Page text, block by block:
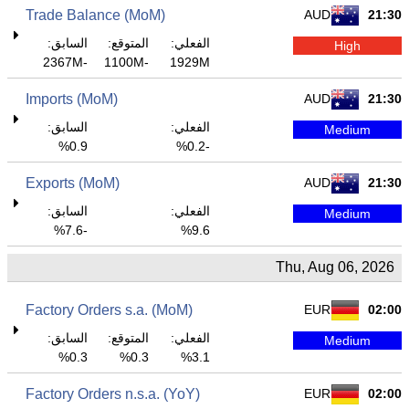
21:30
AUD
Trade Balance (MoM)
High
الفعلي:
1929M
المتوقع:
-1100M
السابق:
-2367M
21:30
AUD
Imports (MoM)
Medium
الفعلي:
-0.2%
السابق:
0.9%
21:30
AUD
Exports (MoM)
Medium
الفعلي:
9.6%
السابق:
-7.6%
Thu, Aug 06, 2026
02:00
EUR
Factory Orders s.a. (MoM)
Medium
الفعلي:
3.1%
المتوقع:
0.3%
السابق:
0.3%
02:00
EUR
Factory Orders n.s.a. (YoY)